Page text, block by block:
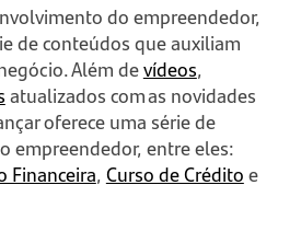
do empreendedor,
de conteúdos que auxiliam
Além devídeos,
atualizados com as novidades
oferece uma série de
empreendedor, entre eles:
Financeira, Curso de Créditoe